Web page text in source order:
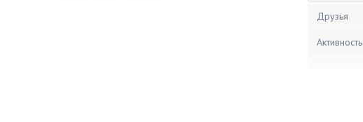
Друзья
Активность